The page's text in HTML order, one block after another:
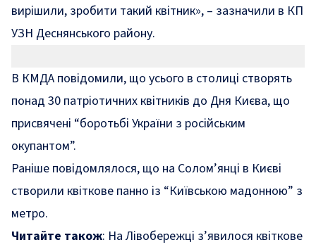
вирішили, зробити такий квітник», – зазначили в КП
УЗН Деснянського району.
В КМДА повідомили, що усього в столиці створять
понад 30 патріотичних квітників до Дня Києва, що
присвячені “боротьбі України з російським
окупантом”.
Раніше повідомлялося, що на Солом’янці в Києві
створили квіткове панно із “Київською мадонною” з
метро.
Читайте також: На Лівобережці з’явилося квіткове